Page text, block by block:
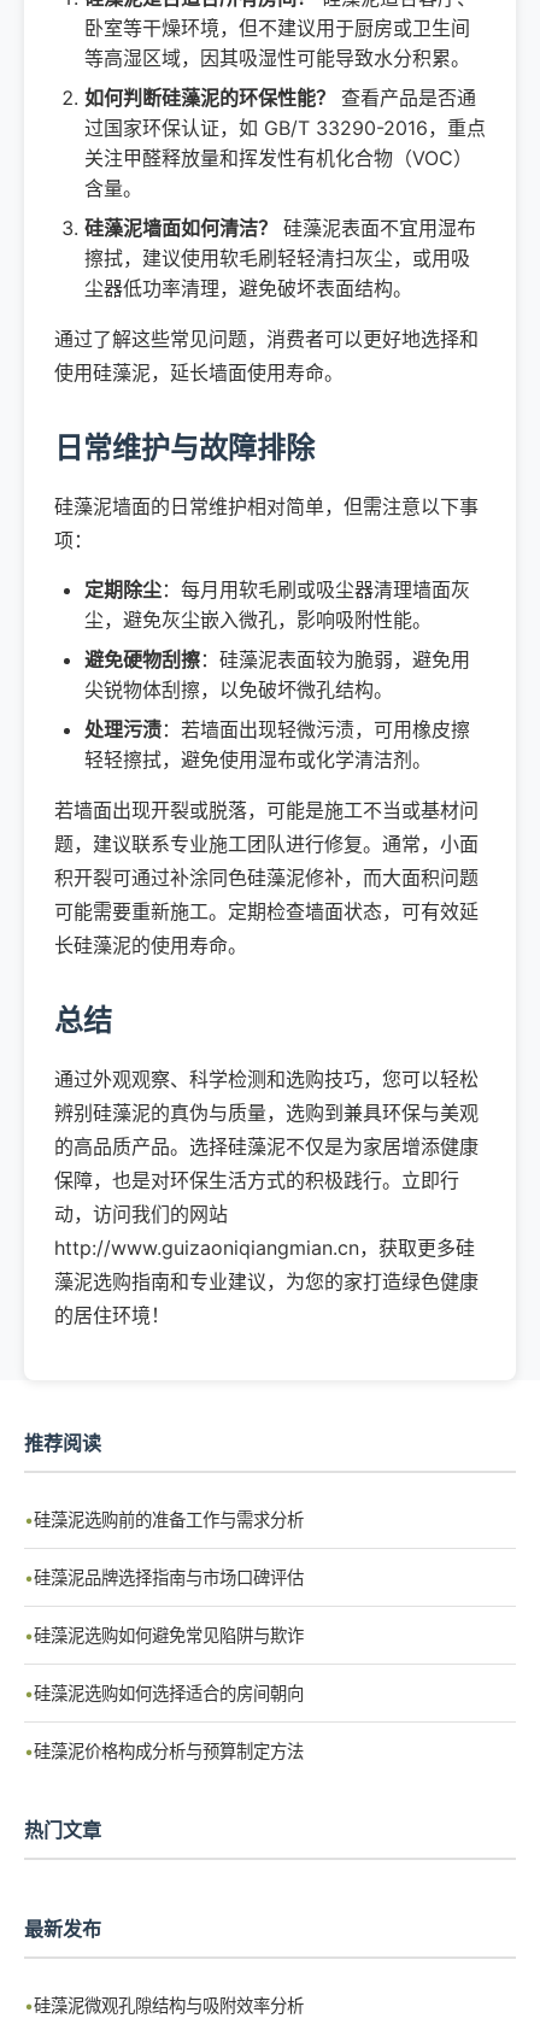
卧室等干燥环境，但不建议用于厨房或卫生间
等高湿区域，因其吸湿性可能导致水分积累。
如何判断硅藻泥的环保性能？
查看产品是否通
过国家环保认证，如 GB/T 33290-2016，重点
关注甲醛释放量和挥发性有机化合物（VOC）
含量。
硅藻泥墙面如何清洁？
硅藻泥表面不宜用湿布
擦拭，建议使用软毛刷轻轻清扫灰尘，或用吸
尘器低功率清理，避免破坏表面结构。
通过了解这些常见问题，消费者可以更好地选择和
使用硅藻泥，延长墙面使用寿命。
日常维护与故障排除
硅藻泥墙面的日常维护相对简单，但需注意以下事
项：
定期除尘：每月用软毛刷或吸尘器清理墙面灰
尘，避免灰尘嵌入微孔，影响吸附性能。
避免硬物刮擦：硅藻泥表面较为脆弱，避免用
尖锐物体刮擦，以免破坏微孔结构。
处理污渍：若墙面出现轻微污渍，可用橡皮擦
轻轻擦拭，避免使用湿布或化学清洁剂。
若墙面出现开裂或脱落，可能是施工不当或基材问
题，建议联系专业施工团队进行修复。通常，小面
积开裂可通过补涂同色硅藻泥修补，而大面积问题
可能需要重新施工。定期检查墙面状态，可有效延
长硅藻泥的使用寿命。
总结
通过外观观察、科学检测和选购技巧，您可以轻松
辨别硅藻泥的真伪与质量，选购到兼具环保与美观
的高品质产品。选择硅藻泥不仅是为家居增添健康
保障，也是对环保生活方式的积极践行。立即行
动，访问我们的网站
http://www.guizaoniqiangmian.cn，获取更多硅
藻泥选购指南和专业建议，为您的家打造绿色健康
的居住环境！
推荐阅读
硅藻泥选购前的准备工作与需求分析
硅藻泥品牌选择指南与市场口碑评估
硅藻泥选购如何避免常见陷阱与欺诈
硅藻泥选购如何选择适合的房间朝向
硅藻泥价格构成分析与预算制定方法
热门文章
最新发布
硅藻泥微观孔隙结构与吸附效率分析